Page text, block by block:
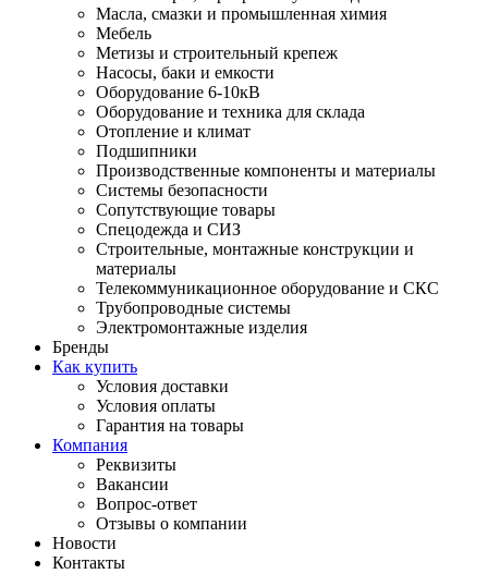
Масла, смазки и промышленная химия
Мебель
Метизы и строительный крепеж
Насосы, баки и емкости
Оборудование 6-10кВ
Оборудование и техника для склада
Отопление и климат
Подшипники
Производственные компоненты и материалы
Системы безопасности
Сопутствующие товары
Спецодежда и СИЗ
Строительные, монтажные конструкции и
материалы
Телекоммуникационное оборудование и СКС
Трубопроводные системы
Электромонтажные изделия
Бренды
Как купить
Условия доставки
Условия оплаты
Гарантия на товары
Компания
Реквизиты
Вакансии
Вопрос-ответ
Отзывы о компании
Новости
Контакты